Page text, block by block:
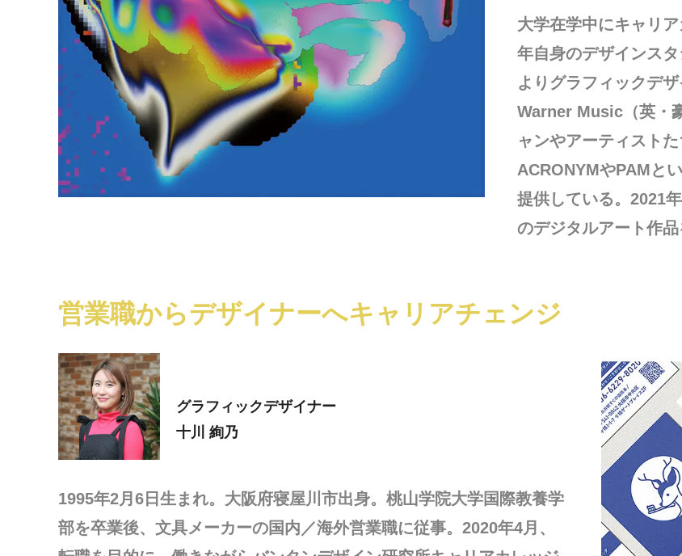
大学在学中にキャリ
年自身のデザインス
よりグラフィックデ
Warner Music（英・
ャンやアーティスト
ACRONYMやPAMと
提供している。2021
のデジタルアート作
営業職からデザイナーへキャリアチェンジ
グラフィックデザイナー
十川 絢乃
1995年2月6日生まれ。大阪府寝屋川市出身。桃山学院大学国際教養学
部を卒業後、文具メーカーの国内／海外営業職に従事。2020年4月、